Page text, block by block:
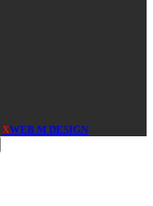
XWEB M DESIGN